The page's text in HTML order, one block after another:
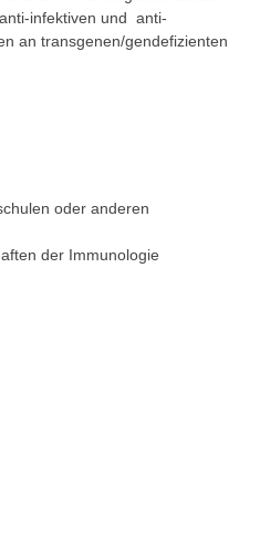
infektiven und anti-
an transgenen/gendefizienten
oder anderen
der Immunologie